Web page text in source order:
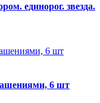
единорог. звезда.
6 шт